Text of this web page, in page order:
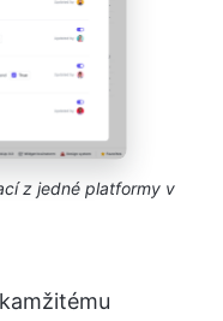
z jedné platformy v